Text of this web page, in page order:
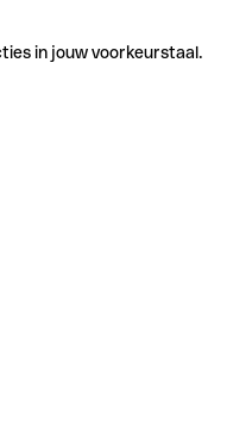
in jouw voorkeurstaal.